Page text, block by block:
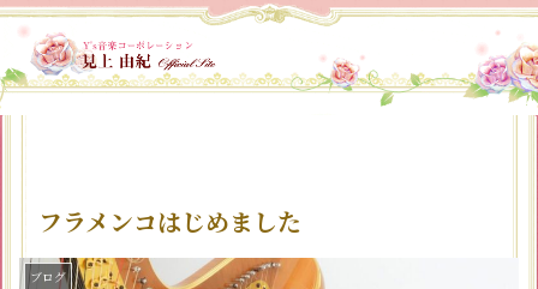
フラメンコはじめました
ブログ